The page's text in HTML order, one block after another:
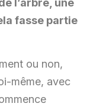
fasse partie
ou non,
même, avec